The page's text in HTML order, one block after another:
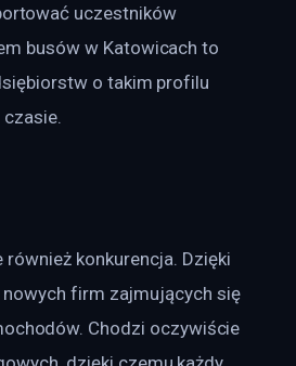
uczestników
busów w Katowicach to
o takim profilu
konkurencja. Dzięki
firm zajmujących się
Chodzi oczywiście